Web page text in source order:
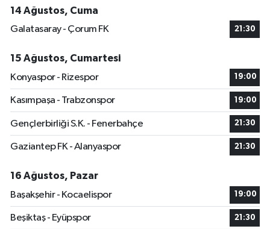
14 Ağustos, Cuma
Galatasaray - Çorum FK
21:30
15 Ağustos, Cumartesi
Konyaspor - Rizespor
19:00
Kasımpaşa - Trabzonspor 19:00
Gençlerbirliği S.K. - Fenerbahçe 21:30
Gaziantep FK - Alanyaspor 21:30
16 Ağustos, Pazar
Başakşehir - Kocaelispor
19:00
Beşiktaş - Eyüpspor 21:30